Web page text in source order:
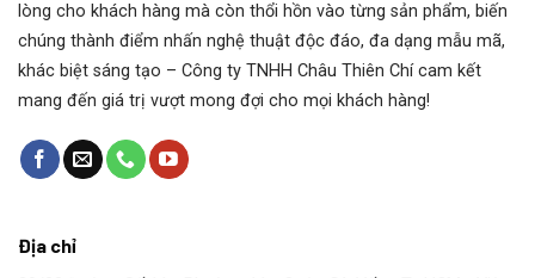
lòng cho khách hàng mà còn thổi hồn vào từng sản phẩm, biến
chúng thành điểm nhấn nghệ thuật độc đáo, đa dạng mẫu mã,
khác biệt sáng tạo – Công ty TNHH Châu Thiên Chí cam kết
mang đến giá trị vượt mong đợi cho mọi khách hàng!
Địa chỉ